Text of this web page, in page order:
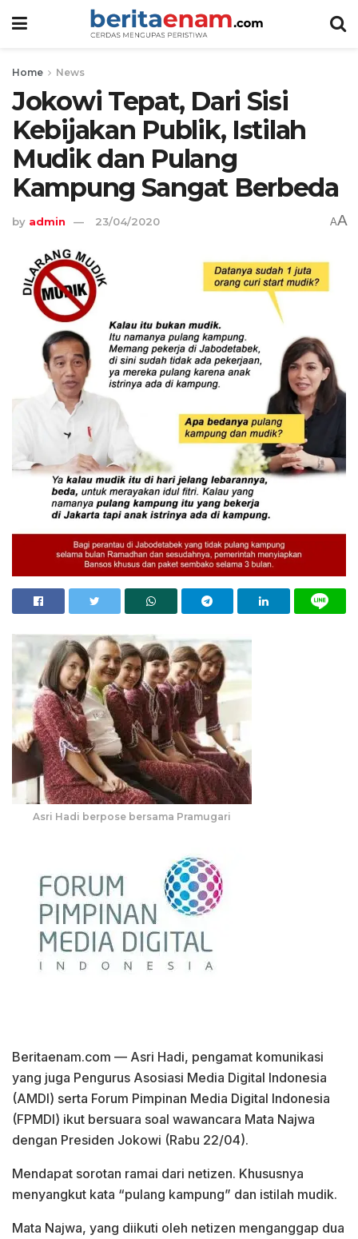
Home News
Jokowi Tepat, Dari Sisi
Kebijakan Publik, Istilah
Mudik dan Pulang
Kampung Sangat Berbeda
by admin 23/04/2020 AA
Asri Hadi berpose bersama Pramugari
Beritaenam.com — Asri Hadi, pengamat komunikasi
yang juga Pengurus Asosiasi Media Digital Indonesia
(AMDI) serta Forum Pimpinan Media Digital Indonesia
(FPMDI) ikut bersuara soal wawancara Mata Najwa
dengan Presiden Jokowi (Rabu 22/04).
Mendapat sorotan ramai dari netizen. Khususnya
menyangkut kata “pulang kampung” dan istilah mudik.
Mata Najwa, yang diikuti oleh netizen menganggap dua